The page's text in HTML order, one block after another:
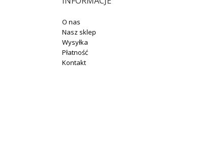
O nas
Nasz sklep
Wysyłka
Płatność
Kontakt